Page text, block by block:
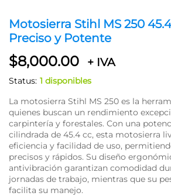
Motosierra Stihl MS 250
Preciso y Potente
$8,000.00 + IVA
Status: 1 disponibles
La motosierra Stihl MS 250 es la
quienes buscan un rendimiento
carpintería y forestales. Con una
cilindrada de 45.4 cc, esta motosierra
eficiencia y facilidad de uso,
precisos y rápidos. Su diseño
antivibración garantizan comodidad
jornadas de trabajo, mientras que su
facilita su manejo.